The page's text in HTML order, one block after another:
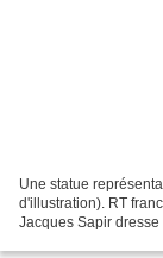
Une statue
d'illustration). RT
Jacques Sapir